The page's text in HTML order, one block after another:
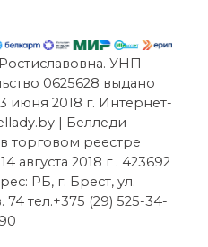
УНП
0625628 выдано
2018 г. Интернет-
| Белледи
торговом реестре
августа 2018 г . 423692
РБ, г. Брест, ул.
тел.+375 (29) 525-34-
90